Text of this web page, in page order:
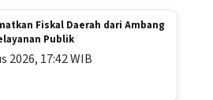
Fiskal Daerah dari Ambang
Publik
2026, 17:42 WIB